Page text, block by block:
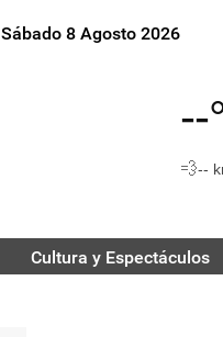
Sábado 8 Agosto 2026
--
💨--
Cultura y Espectáculos